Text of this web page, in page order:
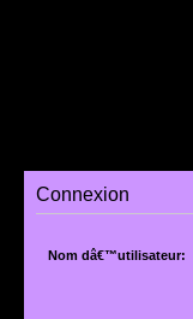
Connexion
Nom dâ€™utilisateur: